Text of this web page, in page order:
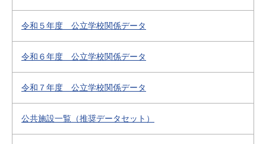
令和５年度 公立学校関係データ
令和６年度 公立学校関係データ
令和７年度 公立学校関係データ
公共施設一覧（推奨データセット）